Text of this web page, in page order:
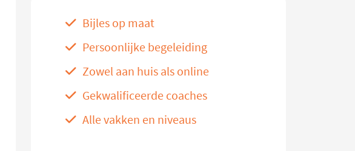
Bijles op maat
Persoonlijke begeleiding
Zowel aan huis als online
Gekwalificeerde coaches
Alle vakken en niveaus